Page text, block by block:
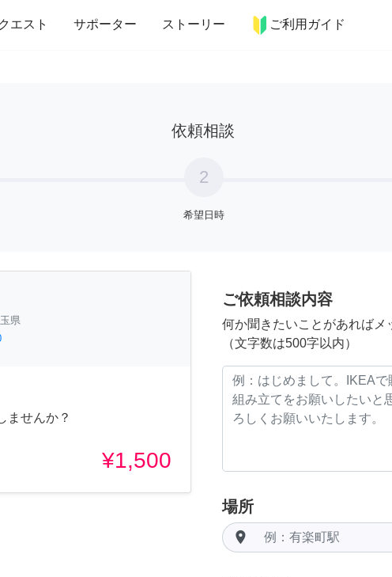
エスト サポーター ストーリー ご利用ガイド
し インテリア 趣味・習い事 ペット 料理
依頼相談
2
希望日時
県
ませんか？
¥1,500
ご依頼相談内容
何か聞きたいことがあればメ
（文字数は500字以内）
場所
room